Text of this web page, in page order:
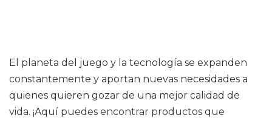
El planeta del juego y la tecnología se expanden
constantemente y aportan nuevas necesidades a
quienes quieren gozar de una mejor calidad de
vida. ¡Aquí puedes encontrar productos que